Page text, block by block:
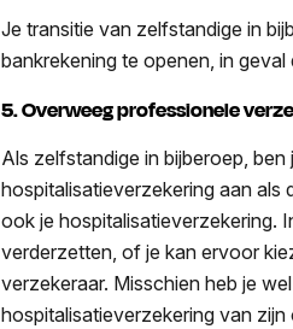
Je transitie van zelfstandige in
bankrekening te openen, in geval
5. Overweeg professionele
Als zelfstandige in bijberoep,
hospitalisatieverzekering aan als
ook je hospitalisatieverzekering.
verderzetten, of je kan ervoor
verzekeraar. Misschien heb je
hospitalisatieverzekering van